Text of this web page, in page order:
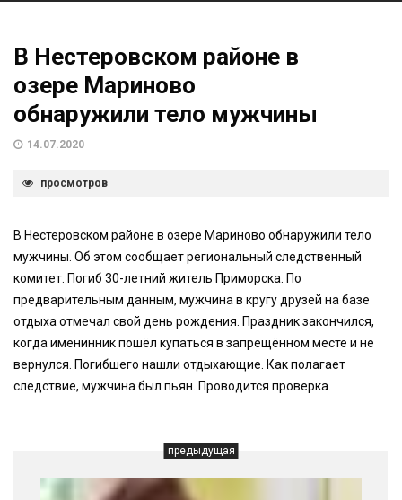
В Нестеровском районе в
озере Мариново
обнаружили тело мужчины
14.07.2020
просмотров
В Нестеровском районе в озере Мариново обнаружили тело
мужчины. Об этом сообщает региональный следственный
комитет. Погиб 30-летний житель Приморска. По
предварительным данным, мужчина в кругу друзей на базе
отдыха отмечал свой день рождения. Праздник закончился,
когда именинник пошёл купаться в запрещённом месте и не
вернулся. Погибшего нашли отдыхающие. Как полагает
следствие, мужчина был пьян. Проводится проверка.
предыдущая